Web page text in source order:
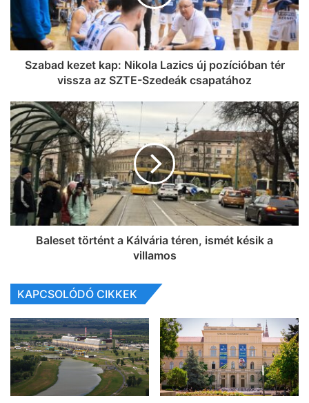
Szabad kezet kap: Nikola Lazics új pozícióban tér
vissza az SZTE-Szedeák csapatához
Baleset történt a Kálvária téren, ismét késik a
villamos
KAPCSOLÓDÓ CIKKEK